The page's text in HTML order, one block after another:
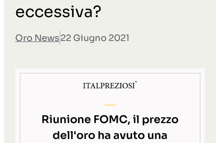
eccessiva?
Oro News22 Giugno 2021